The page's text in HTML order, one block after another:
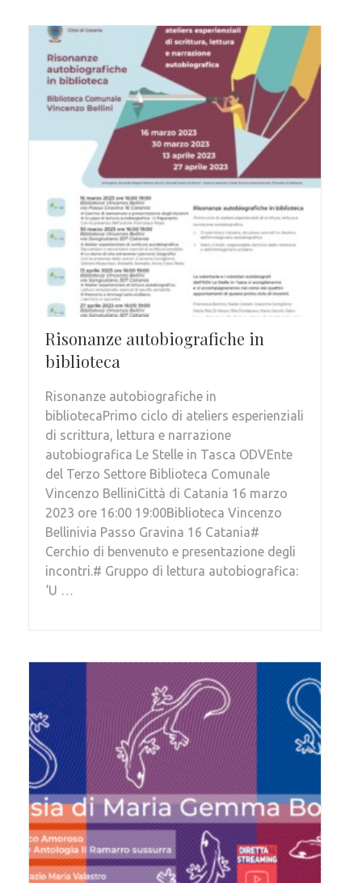
Risonanze autobiografiche in
biblioteca
Risonanze autobiografiche in
bibliotecaPrimo ciclo di ateliers esperienziali
di scrittura, lettura e narrazione
autobiografica Le Stelle in Tasca ODVEnte
del Terzo Settore Biblioteca Comunale
Vincenzo BelliniCittà di Catania 16 marzo
2023 ore 16:00 19:00Biblioteca Vincenzo
Bellinivia Passo Gravina 16 Catania#
Cerchio di benvenuto e presentazione degli
incontri.# Gruppo di lettura autobiografica:
‘U …